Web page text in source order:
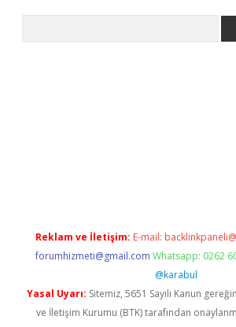
Reklam ve İletişim: E-mail:
forumhizmeti@gmail.com Whatsapp: 0262
@karabul
Yasal Uyarı: Sitemiz, 5651 Sayılı Kanun
ve İletişim Kurumu (BTK) tarafından